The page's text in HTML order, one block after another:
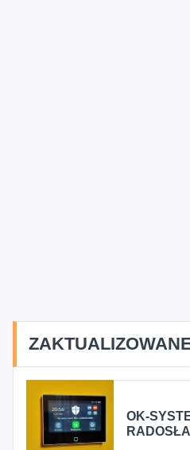
OK-